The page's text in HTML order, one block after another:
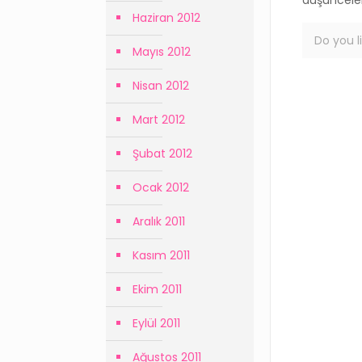
Do you
Haziran 2012
Mayıs 2012
Nisan 2012
Mart 2012
Şubat 2012
Ocak 2012
Aralık 2011
Kasım 2011
Ekim 2011
Eylül 2011
Ağustos 2011